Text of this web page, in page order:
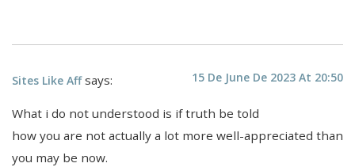
Sites Like Aff says: 15 De June De 2023 At 20:50
What i do not understood is if truth be told
how you are not actually a lot more well-appreciated than
you may be now.